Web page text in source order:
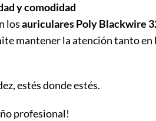
y comodidad
losauriculares Poly Blackwire
mantener la atención tanto
estés donde estés.
profesional!